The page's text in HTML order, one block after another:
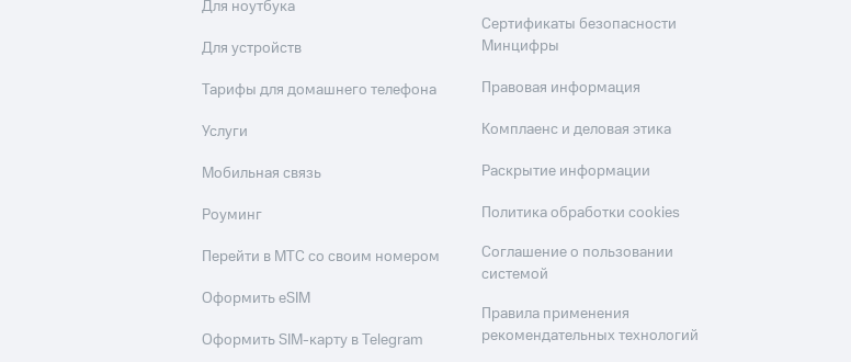
Для ноутбука
Для устройств
Тарифы для домашнего телефона
Услуги
Мобильная связь
Роуминг
Перейти в МТС со своим номером
Оформить eSIM
Оформить SIM-карту в Telegram
Сертификаты безопасности
Минцифры
Правовая информация
Комплаенс и деловая этика
Раскрытие информации
Политика обработки cookies
Соглашение о пользовании
системой
Правила применения
рекомендательных технологий